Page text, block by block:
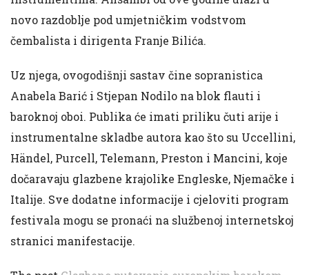
novo razdoblje pod umjetničkim vodstvom
čembalista i dirigenta Franje Bilića.
Uz njega, ovogodišnji sastav čine sopranistica
Anabela Barić i Stjepan Nodilo na blok flauti i
baroknoj oboi. Publika će imati priliku čuti arije i
instrumentalne skladbe autora kao što su Uccellini,
Händel, Purcell, Telemann, Preston i Mancini, koje
dočaravaju glazbene krajolike Engleske, Njemačke i
Italije. Sve dodatne informacije i cjeloviti program
festivala mogu se pronaći na službenoj internetskoj
stranici manifestacije.